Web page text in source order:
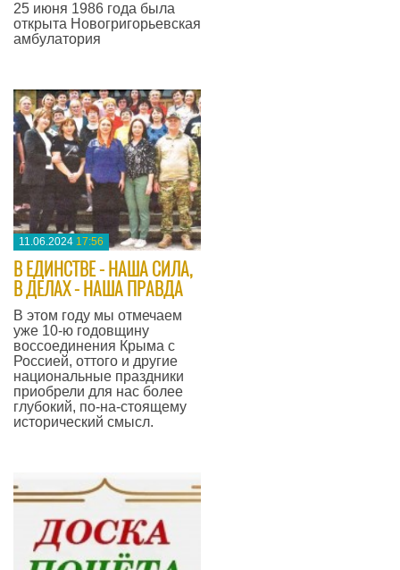
​25 июня 1986 года была
открыта Новогригорьевская
амбулатория
11.06.2024 17:56
​В ЕДИНСТВЕ - НАША СИЛА,
В ДЕЛАХ - НАША ПРАВДА
В этом году мы отмечаем
уже 10-ю годовщину
воссоединения Крыма с
Россией, оттого и другие
национальные праздники
приобрели для нас более
глубокий, по-на-стоящему
исторический смысл.